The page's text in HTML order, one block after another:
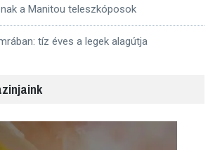
a Manitou teleszkóposok
tíz éves a legek alagútja